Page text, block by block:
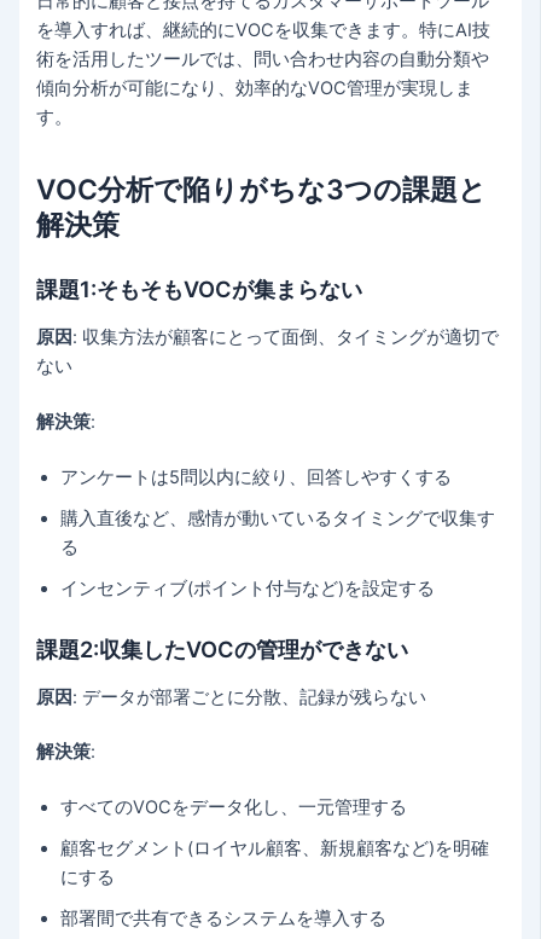
を導入すれば、継続的にVOCを収集できます。特にAI技
術を活用したツールでは、問い合わせ内容の自動分類や
傾向分析が可能になり、効率的なVOC管理が実現しま
す。
VOC分析で陥りがちな3つの課題と
解決策
課題1:そもそもVOCが集まらない
原因: 収集方法が顧客にとって面倒、タイミングが適切で
ない
解決策:
アンケートは5問以内に絞り、回答しやすくする
購入直後など、感情が動いているタイミングで収集す
る
インセンティブ(ポイント付与など)を設定する
課題2:収集したVOCの管理ができない
原因: データが部署ごとに分散、記録が残らない
解決策:
すべてのVOCをデータ化し、一元管理する
顧客セグメント(ロイヤル顧客、新規顧客など)を明確
にする
部署間で共有できるシステムを導入する